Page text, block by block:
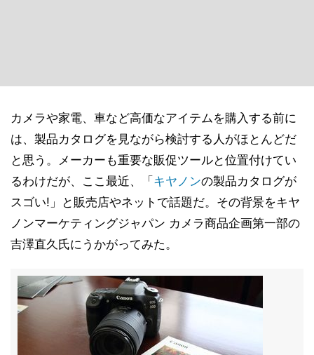
カメラや家電、車など高価なアイテムを購入する前に
は、製品カタログを見ながら検討する人がほとんどだ
と思う。メーカーも重要な販促ツールと位置付けてい
るわけだが、ここ最近、「 キヤノンの製品カタログが
スゴい!」と販売店やネットで話題だ。その背景をキヤ
ノンマーケティングジャパン カメラ商品企画第一部の
吉澤直久氏にうかがってみた。